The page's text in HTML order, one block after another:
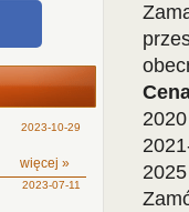
2023-10-29
więcej »
2023-07-11
2020